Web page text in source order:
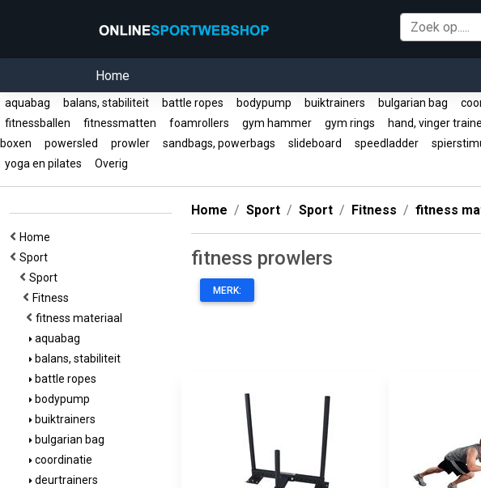
Home
aquabag balans, stabiliteit battle ropes bodypump buiktrainers bulgarian bag
fitnessballen
fitnessmatten foamrollers gym hammer gym rings hand, vinger
boxen
powersled prowler sandbags, powerbags slideboard speedladder
yoga en pilates
Overig
Home
Sport
Sport
Fitness
fitness materiaal
aquabag
balans, stabiliteit
battle ropes
bodypump
buiktrainers
bulgarian bag
coordinatie
deurtrainers
Home Sport Sport Fitness fitness
fitness prowlers
MERK: